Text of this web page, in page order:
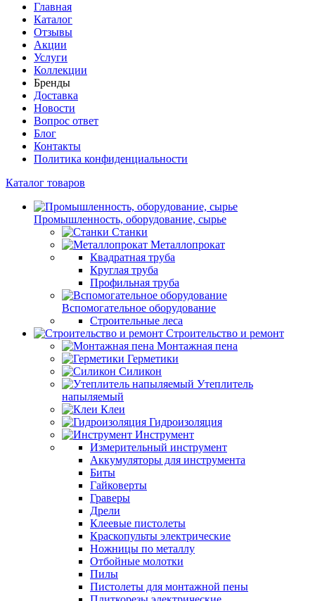
Главная
Каталог
Отзывы
Акции
Услуги
Коллекции
Бренды
Доставка
Новости
Вопрос ответ
Блог
Контакты
Политика конфиденциальности
Каталог товаров
Промышленность, оборудование, сырье
Станки
Металлопрокат
Квадратная труба
Круглая труба
Профильная труба
Вспомогательное оборудование
Строительные леса
Строительство и ремонт
Монтажная пена
Герметики
Силикон
Утеплитель
напыляемый
Клеи
Гидроизоляция
Инструмент
Измерительный инструмент
Аккумуляторы для инструмента
Биты
Гайковерты
Граверы
Дрели
Клеевые пистолеты
Краскопульты электрические
Ножницы по металлу
Отбойные молотки
Пилы
Пистолеты для монтажной пены